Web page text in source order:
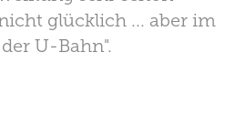
glücklich ... aber im
U-Bahn".